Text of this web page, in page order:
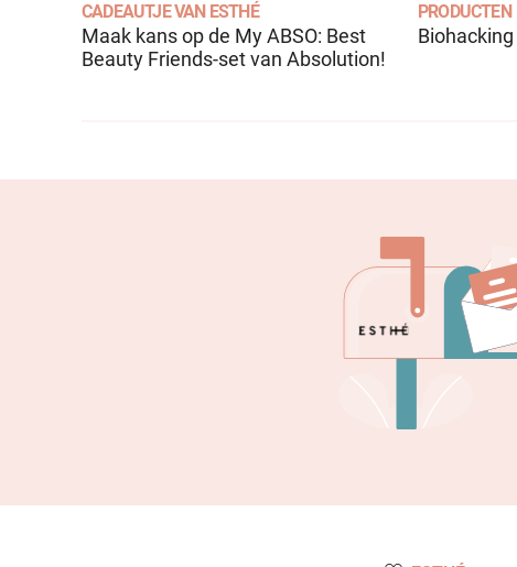
CADEAUTJE VAN ESTHÉ
Maak kans op de My ABSO: Best
Beauty Friends-set van Absolution!
PRODUCTEN
Biohacking